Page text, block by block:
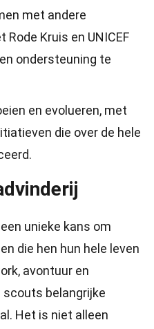
met andere
Kruis en UNICEF
ondersteuning te
en evolueren, met
die over de hele
unieke kans om
die hen hun hele leven
avontuur en
belangrijke
Het is niet alleen